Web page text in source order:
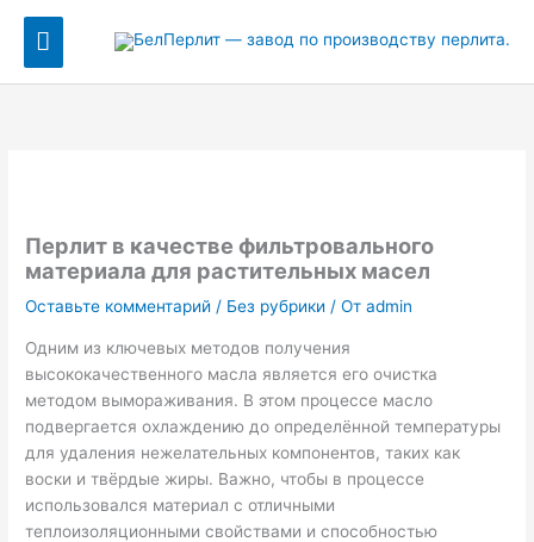
содержимому
Главное
меню
Перлит в качестве фильтровального
материала для растительных масел
Оставьте комментарий / Без рубрики / Отadmin
Одним из ключевых методов получения
высококачественного масла является его очистка
методом вымораживания. В этом процессе масло
подвергается охлаждению до определённой температуры
для удаления нежелательных компонентов, таких как
воски и твёрдые жиры. Важно, чтобы в процессе
использовался материал с отличными
теплоизоляционными свойствами и способностью